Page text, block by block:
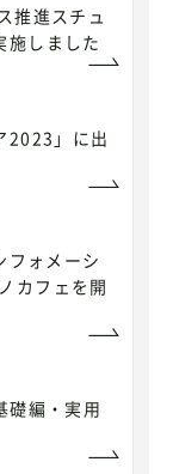
推進スチュ
施しました
2023」に出
ォメーシ
カフェを開
礎編・実用